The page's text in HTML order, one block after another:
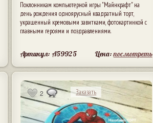
Поклонникам компьютерной игры "Майнкрафт" на
день рождения одноярусный квадратный торт,
украшенный кремовыми завитками, фотокартинкой с
главными героями и поздравлениями.
Артикул: A59925 Цена:посмотреть
2 Заказать